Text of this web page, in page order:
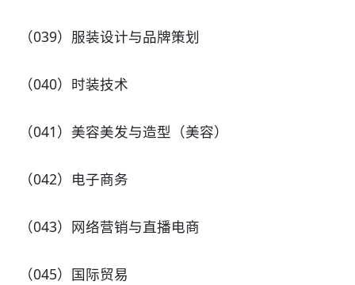
（039）服装设计与品牌策划
（040）时装技术
（041）美容美发与造型（美容）
（042）电子商务
（043）网络营销与直播电商
（045）国际贸易